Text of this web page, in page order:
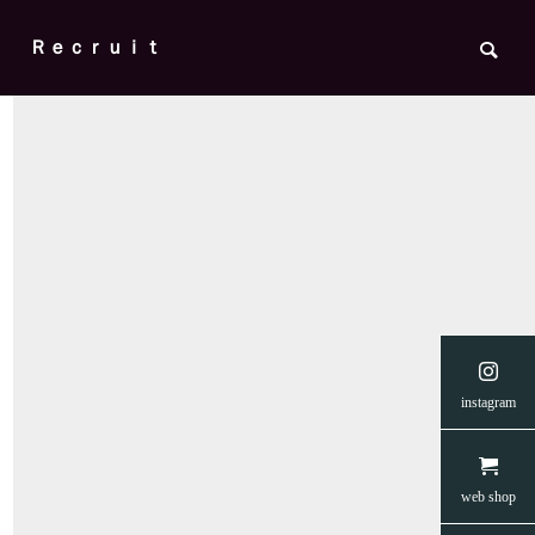
Ｒｅｃｒｕｉｔ
野
・
【creema
支援につ
🐈☂️
News
instagram
web shop